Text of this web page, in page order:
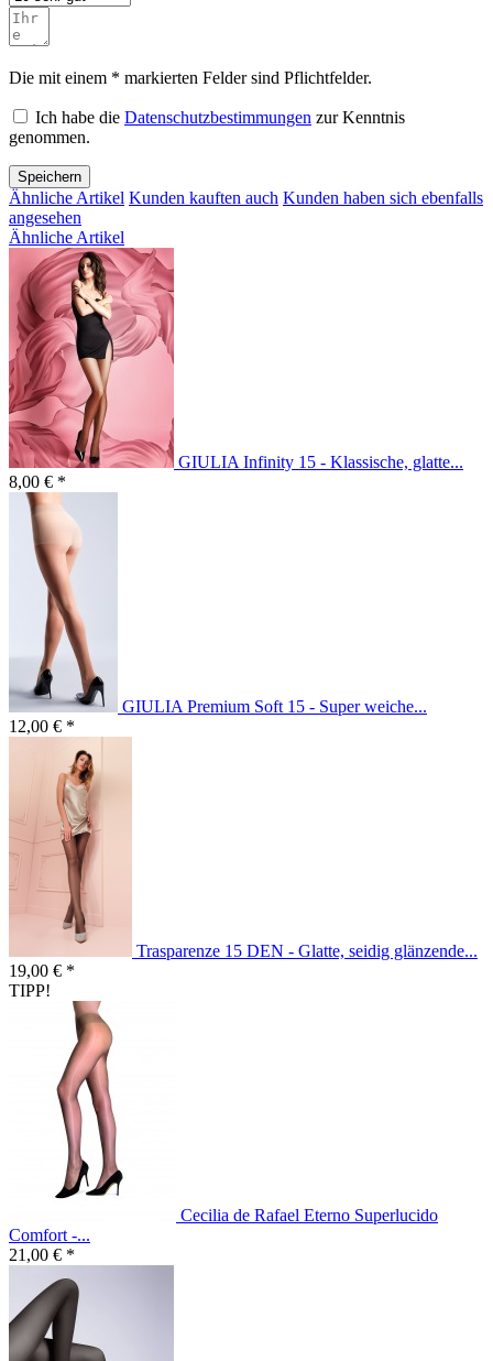
Die mit einem * markierten Felder sind Pflichtfelder.
Ich habe die Datenschutzbestimmungen zur Kenntnis
genommen.
Speichern
Ähnliche Artikel Kunden kauften auch Kunden haben sich ebenfalls
angesehen
Ähnliche Artikel
GIULIA Infinity 15 - Klassische, glatte...
8,00 € *
GIULIA Premium Soft 15 - Super weiche...
12,00 € *
Trasparenze 15 DEN - Glatte, seidig glänzende...
19,00 € *
TIPP!
Cecilia de Rafael Eterno Superlucido
Comfort -...
21,00 € *